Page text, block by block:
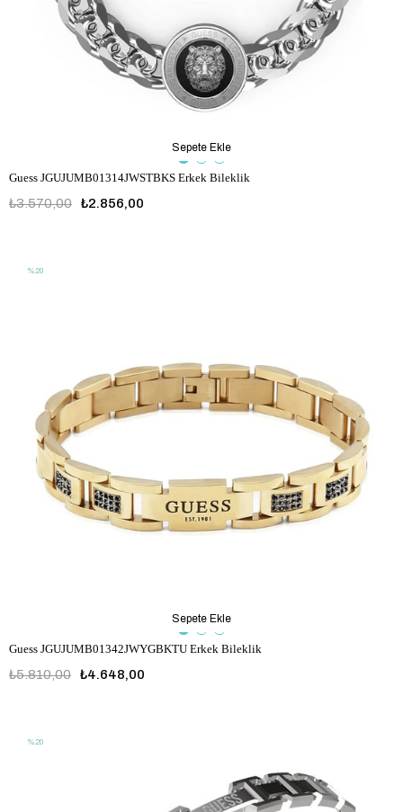
Guess JGUJUMB01314JWSTBKS Erkek Bileklik
₺2.856,00
₺3.570,00
Sepete Ekle
Guess JGUJUMB01342JWYGBKTU Erkek Bileklik
₺4.648,00
₺5.810,00
Sepete Ekle
%20
%20